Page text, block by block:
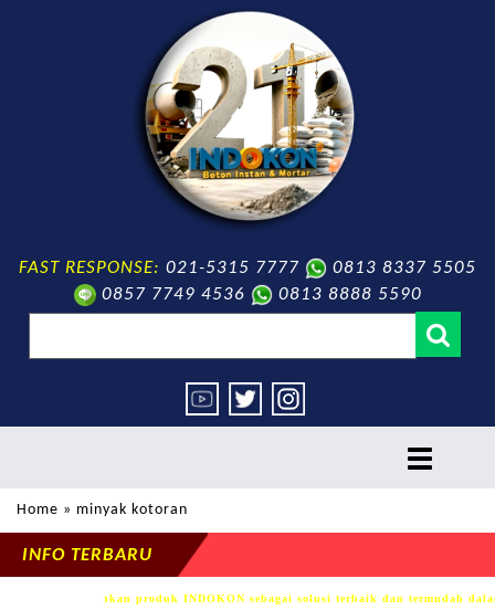
FAST RESPONSE: 021-5315 7777
0813 8337 5505
0857 7749 4536
0813 8888 5590
toggle
Home » minyak kotoran
INFO TERBARU
mempersembahkan produk INDOKON sebagai solusi terbaik dan termudah